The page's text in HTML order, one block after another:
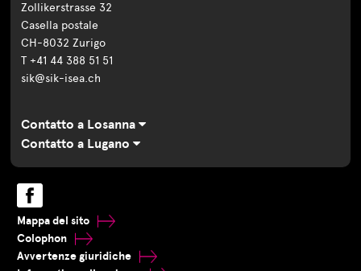
Zollikerstrasse 32
Casella postale
CH-8032 Zurigo
T +41 44 388 51 51
sik@sik-isea.ch
Contatto a Losanna
Contatto a Lugano
Mappa del sito
Colophon
Avvertenze giuridiche